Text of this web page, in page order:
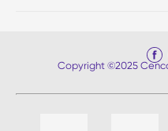
Copyright ©2025